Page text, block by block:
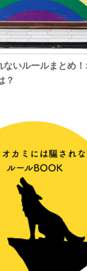
いルールまとめ
？